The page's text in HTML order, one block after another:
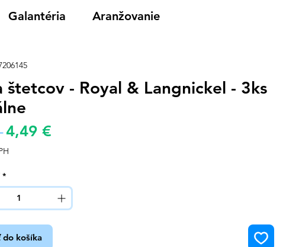
Galantéria Aranžovanie
štetcov - Royal & Langnickel - 3ks
Běžná
cena
4,49 €
*
do košíka